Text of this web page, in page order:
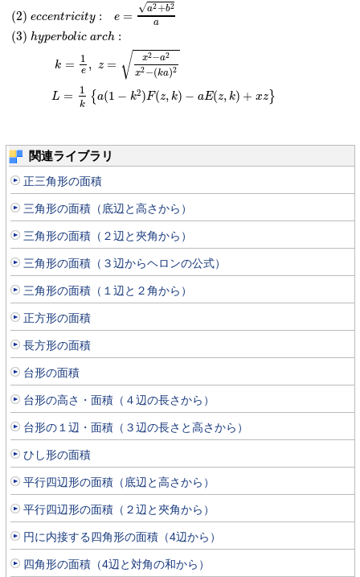
(2) eccentricity : e =
√a2+b2
a
(3) hyperbolic arch :
k = 1
e , z = √ x2−a2
x2−(ka)2
L = 1
k
{a(1 − k2)F(z, k) − aE(z, k) + xz}
関連ライブラリ
正三角形の面積
三角形の面積（底辺と高さから）
三角形の面積（２辺と夾角から）
三角形の面積（３辺からヘロンの公式）
三角形の面積（１辺と２角から）
正方形の面積
長方形の面積
台形の面積
台形の高さ・面積（４辺の長さから）
台形の１辺・面積（３辺の長さと高さから）
ひし形の面積
平行四辺形の面積（底辺と高さから）
平行四辺形の面積（２辺と夾角から）
円に内接する四角形の面積（4辺から）
四角形の面積（4辺と対角の和から）